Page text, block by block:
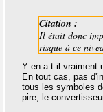
Citation :
Il était donc
risque à ce
Y en a t-il vraiment
En tout cas, pas
tous les symboles
pire, le